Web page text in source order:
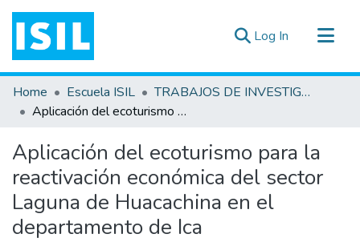
Log In (current)
All of DSpace
Statistics
Documentos ▾
Home Escuela ISIL
TRABAJOS DE INVESTIGACIÓN
Aplicación del ecoturismo para la reactivación económica del sector Laguna de Huacachina en el departamento de Ica
Aplicación del ecoturismo para la
reactivación económica del sector
Laguna de Huacachina en el
departamento de Ica